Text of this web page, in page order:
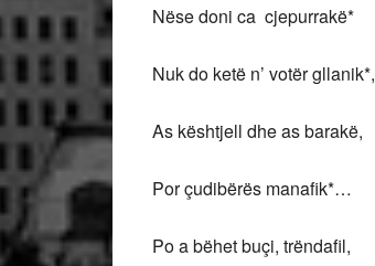
Nëse doni ca cjepurrakë*
Nuk do ketë n’ votër gllanik*,
As kështjell dhe as barakë,
Por çudibërës manafik*…
Po a bëhet buçi, trëndafil,